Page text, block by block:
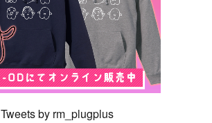
Tweets by rm_plugplus